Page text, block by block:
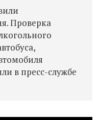
Проверка
в пресс-службе